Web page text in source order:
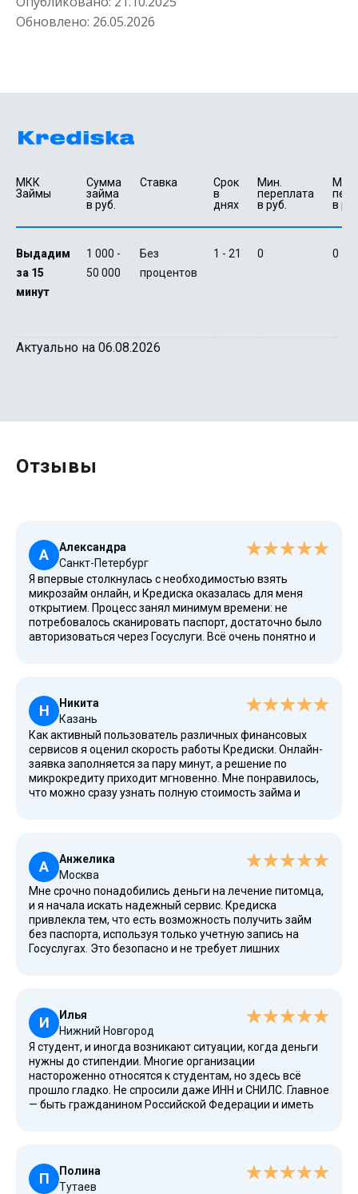
Получить
Обновлено: 26.05.2026
МКК
Займы
Сумма
займа
в руб.
Ставка
Срок
в
днях
Мин.
переплата
в руб.
в
Выдадим
за 15
минут
1 000 -
50 000
Без
процентов
1 - 21 0 0
Актуально на 06.08.2026
Отзывы
А
Александра
Санкт-Петербург
Я впервые столкнулась с необходимостью взять
микрозайм онлайн, и Кредиска оказалась для меня
открытием. Процесс занял минимум времени: не
потребовалось сканировать паспорт, достаточно было
авторизоваться через Госуслуги. Всё очень понятно и
трудности. Вероятность одобрения займа для новых
клиентов здесь действительно высокая, а первый заём
выдается под 0%.
Н
Никита
Казань
Как активный пользователь различных финансовых
сервисов я оценил скорость работы Кредиски. Онлайн-
заявка заполняется за пару минут, а решение по
микрокредиту приходит мгновенно. Мне понравилось,
что можно сразу узнать полную стоимость займа и
приятное впечатление.
А
Анжелика
Москва
Мне срочно понадобились деньги на лечение питомца,
и я начала искать надежный сервис. Кредиска
привлекла тем, что есть возможность получить займ
без паспорта, используя только учетную запись на
Госуслугах. Это безопасно и не требует лишних
задержек. Теперь я знаю, куда можно обратиться в
сложный момент.
И
Илья
Нижний Новгород
Я студент, и иногда возникают ситуации, когда деньги
нужны до стипендии. Многие организации
настороженно относятся к студентам, но здесь всё
прошло гладко. Не спросили даже ИНН и СНИЛС. Главное
— быть гражданином Российской Федерации и иметь
вполне достаточно.
П
Полина
Тутаев